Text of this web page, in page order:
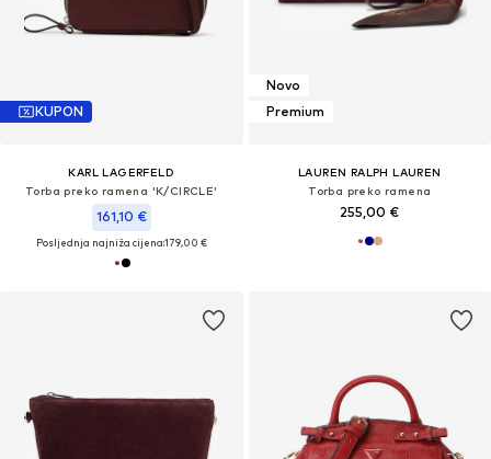
KUPON
KARL LAGERFELD
Torba preko ramena 'K/CIRCLE'
161,10 €
Posljednja najniža cijena:179,00 €
Novo
Premium
LAUREN RALPH LAUREN
Torba preko ramena
255,00 €